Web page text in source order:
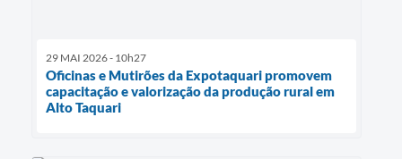
29 MAI 2026 - 10h27
Oficinas e Mutirões da Expotaquari promovem
capacitação e valorização da produção rural em
Alto Taquari